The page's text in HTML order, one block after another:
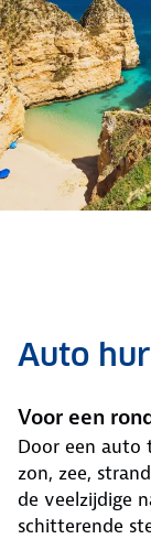
Auto
Voor een
Door een auto
zon, zee,
de veelzijdige
schitterende